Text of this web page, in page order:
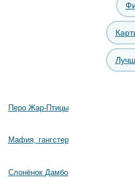
Перо Жар-Птицы
Мафия, гангстер
Слонёнок Дамбо